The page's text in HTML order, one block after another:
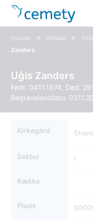
Forside > Afdøde >
Zanders
Uģis Zanders
Født: 0411.1974, Død:
Begravelsesdato:
Kirkegård
Sektor I
Række
Plads